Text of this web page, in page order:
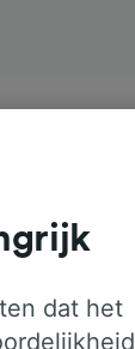
dat het